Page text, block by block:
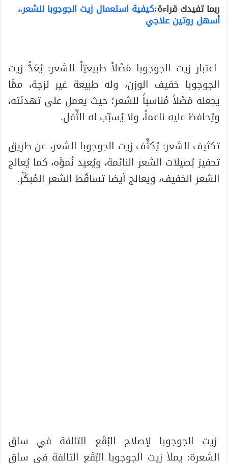
ربما تفيدك قراءة:كيفية استعمال زيت الجوجوبا للشعر.،
أسهل روتين علاجي
اعتبار زيت الجوجوبا مَصْلاً طبيعيّاً للشعر: يُعَدُّ زيت
الجوجوبا خفيف الوزن، وله طبيعة غير لزجة، ممَّا
يجعله مَصْلاً مُناسباً للشعر؛ حيث يعمل على تهدئته،
ويُحافظ عليه ناعماً، ولا يُسبِّب له الثِّقل.
تكثيف الشعر: يُكثِّف زيت الجوجوبا الشعر، عن طريق
تحفيز بُصيلات الشعر النائمة، ويُعيد نُموَّه، كما يُعالج
الشعر الخفيف، ويعالج أيضا تساقُط الشعر المُبكِّر.
زيت الجوجوبا لإصلاح البُقَع التالفة في ساق
الشعرة: يملأ زيت الجوجوبا البُقَع التالفة في ساق